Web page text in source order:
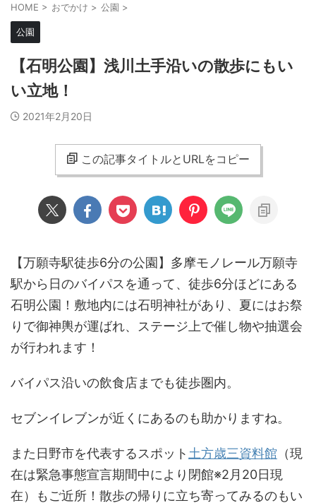
HOME > おでかけ > 公園 >
公園
【石明公園】浅川土手沿いの散歩にもい
い立地！
2021年2月20日
この記事タイトルとURLをコピー
【万願寺駅徒歩6分の公園】多摩モノレール万願寺
駅から日のバイパスを通って、徒歩6分ほどにある
石明公園！敷地内には石明神社があり、夏にはお祭
りで御神輿が運ばれ、ステージ上で催し物や抽選会
が行われます！
バイパス沿いの飲食店までも徒歩圏内。
セブンイレブンが近くにあるのも助かりますね。
また日野市を代表するスポット 土方歳三資料館 （現
在は緊急事態宣言期間中により閉館※2月20日現
在）もご近所！散歩の帰りに立ち寄ってみるのもい